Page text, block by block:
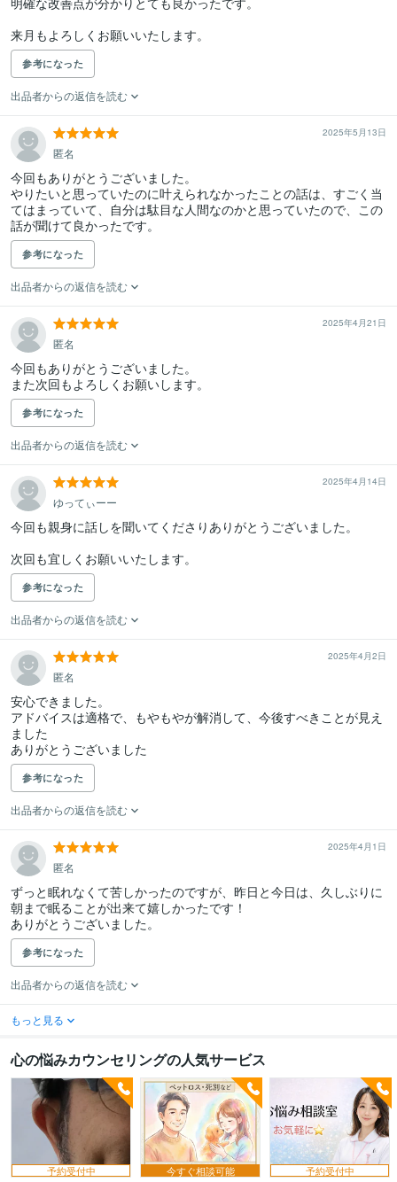
来月もよろしくお願いいたします。
参考になった
出品者からの返信を読む
2025年5月13日
匿名
今回もありがとうございました。
やりたいと思っていたのに叶えられなかったことの話は、すごく当
てはまっていて、自分は駄目な人間なのかと思っていたので、この
話が聞けて良かったです。
参考になった
出品者からの返信を読む
2025年4月21日
匿名
今回もありがとうございました。
また次回もよろしくお願いします。
参考になった
出品者からの返信を読む
2025年4月14日
ゆってぃーー
今回も親身に話しを聞いてくださりありがとうございました。
次回も宜しくお願いいたします。
参考になった
出品者からの返信を読む
2025年4月2日
匿名
安心できました。
アドバイスは適格で、もやもやが解消して、今後すべきことが見え
ました
ありがとうございました
参考になった
出品者からの返信を読む
2025年4月1日
匿名
ずっと眠れなくて苦しかったのですが、昨日と今日は、久しぶりに
朝まで眠ることが出来て嬉しかったです！
ありがとうございました。
参考になった
出品者からの返信を読む
もっと見る
心の悩みカウンセリングの人気サービス
予約受付中
今すぐ相談可能
予約受付中